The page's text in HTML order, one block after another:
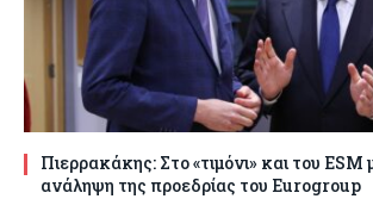
Πιερρακάκης: Στο «τιμόνι» και του ESM
ανάληψη της προεδρίας του Eurogroup